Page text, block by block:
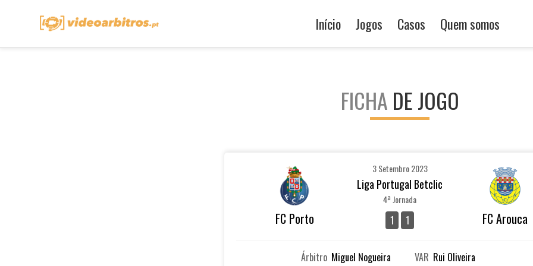
Início Jogos Casos Quem somos
FICHA DE JOGO
FC Porto
3 Setembro 2023
Liga Portugal Betclic
4ª Jornada
1 1 FC Arouca
Árbitro Miguel Nogueira VAR Rui Oliveira